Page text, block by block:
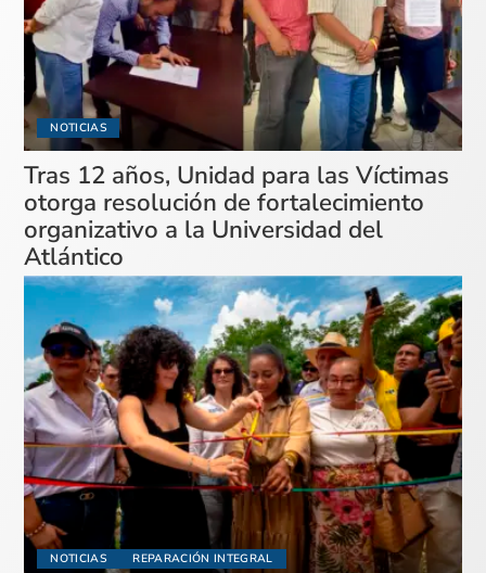
NOTICIAS
Tras 12 años, Unidad para las Víctimas
otorga resolución de fortalecimiento
organizativo a la Universidad del
Atlántico
NOTICIAS REPARACIÓN INTEGRAL